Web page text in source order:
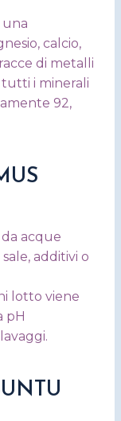
una
calcio,
di metalli
i minerali
92,
acque
additivi o
lotto viene
pH